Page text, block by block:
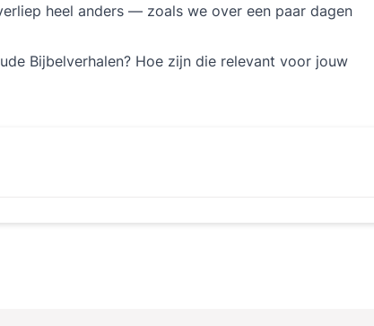
heel anders — zoals we over een paar dagen
Bijbelverhalen? Hoe zijn die relevant voor jouw